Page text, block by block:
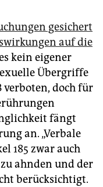
gesichert
auf die
kein eigener
Übergriffe
verboten, doch für
fängt
an. „Verbale
185 zwar auch
ahnden und der
berücksichtigt.